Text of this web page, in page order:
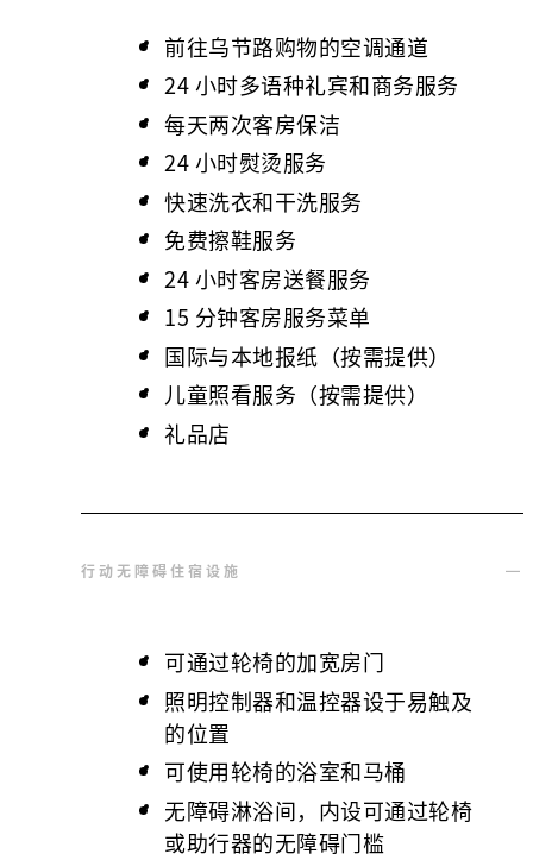
前往乌节路购物的空调通道
24 小时多语种礼宾和商务服务
每天两次客房保洁
24 小时熨烫服务
快速洗衣和干洗服务
免费擦鞋服务
24 小时客房送餐服务
15 分钟客房服务菜单
国际与本地报纸（按需提供）
儿童照看服务（按需提供）
礼品店
行动无障碍住宿设施
可通过轮椅的加宽房门
照明控制器和温控器设于易触及
的位置
可使用轮椅的浴室和马桶
无障碍淋浴间，内设可通过轮椅
或助行器的无障碍门槛